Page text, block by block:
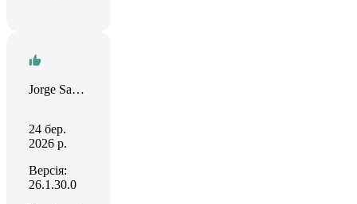
Jorge Sanabria
24 бер.
2026 р.
Версія:
26.1.30.0